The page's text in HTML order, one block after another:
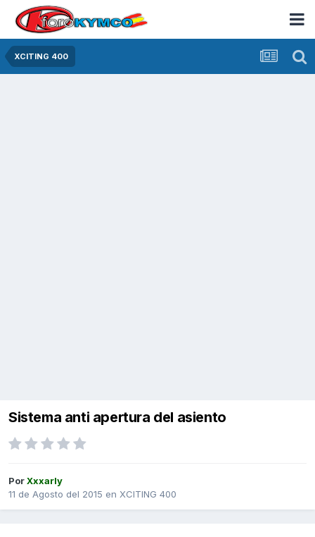
XCITING 400
Sistema anti apertura del asiento
PorXxxarly
11 de Agosto del 2015 en XCITING 400